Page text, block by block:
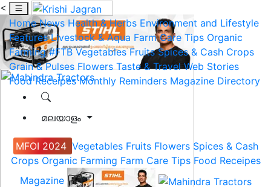
<
Home News Health & Herbs Environment and Lifestyle
Features Livestock & Aqua Farm Care Tips Organic
Farming #FTB Vegetables Fruits Spices & Cash Crops
Grain & Pulses Flowers Taste & Travel Web Stories
Food Receipes Monthly Reminders Magazine Directory
മലയാളം
MFOI 2024 Vegetables Fruits Flowers Spices & Cash
Crops Organic Farming Farm Care Tips Food Receipes
Magazine